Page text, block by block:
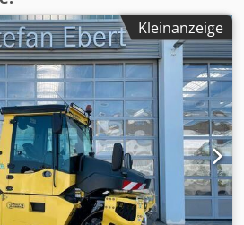
l - Ölinhalt: 12 l -
400 mm - Bandagenbreite: 600
Arm): 2400 mm Dsdpfx Asm Tk
Arm): 1300 mm - Breite:
Arm): 1010 mm - Höhe
mm - Wassertank: 25 l -
60 Hz -
Statische Linearlast: 5,6 kg/cm -
m²/h - Geschwindigkeit: 4,5 km/h
572 kg Versand: Europaweit
möglich) Bei Rückfragen stehen
Kleinanzeige